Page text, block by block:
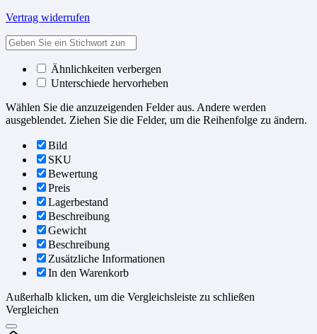
Vertrag widerrufen
Ähnlichkeiten verbergen
Unterschiede hervorheben
Wählen Sie die anzuzeigenden Felder aus. Andere werden
ausgeblendet. Ziehen Sie die Felder, um die Reihenfolge zu ändern.
Bild
SKU
Bewertung
Preis
Lagerbestand
Beschreibung
Gewicht
Beschreibung
Zusätzliche Informationen
In den Warenkorb
Außerhalb klicken, um die Vergleichsleiste zu schließen
Vergleichen